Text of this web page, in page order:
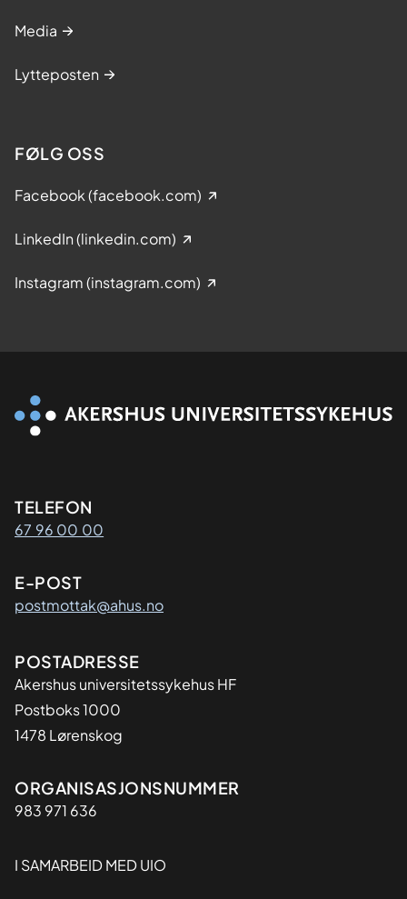
Media
Lytteposten
FØLG OSS
Facebook (facebook.com)
LinkedIn (linkedin.com)
Instagram (instagram.com)
Kontaktinformasjon
TELEFON
67 96 00 00
E-POST
postmottak@ahus.no
Adresse
POSTADRESSE
Akershus universitetssykehus HF
Postboks 1000
1478 Lørenskog
Organisasjon
ORGANISASJONSNUMMER
983 971 636
I SAMARBEID MED UIO